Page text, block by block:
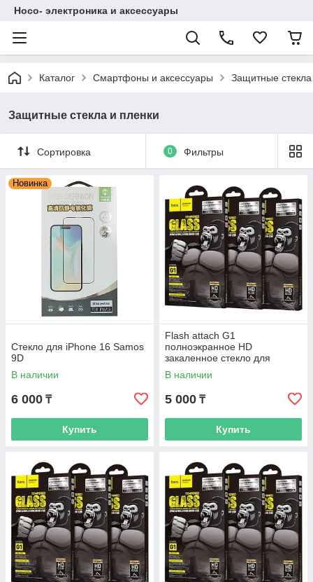
Hoco- электроника и аксессуары
Каталог Смартфоны и аксессуары Защитные
Защитные стекла и пленки
Сортировка 0 Фильтры
Новинка
Стекло для iPhone 16 Samos
9D
В наличии
6 000 ₸
Купить
Flash attach G1
полноэкранное HD
закаленное стекло для
iPhone 7p/8p White
В наличии
5 000 ₸
Купить